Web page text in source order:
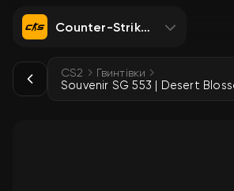
Counter-Strike 2
CS2 Гвинтівки